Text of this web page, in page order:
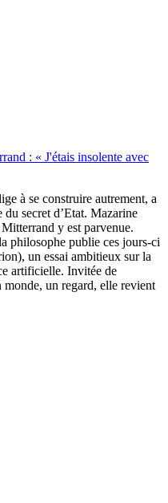
: « J'étais insolente avec
à se construire autrement, a
secret d’Etat. Mazarine
y est parvenue.
philosophe publie ces jours-ci
un essai ambitieux sur la
artificielle. Invitée de
monde, un regard, elle revient